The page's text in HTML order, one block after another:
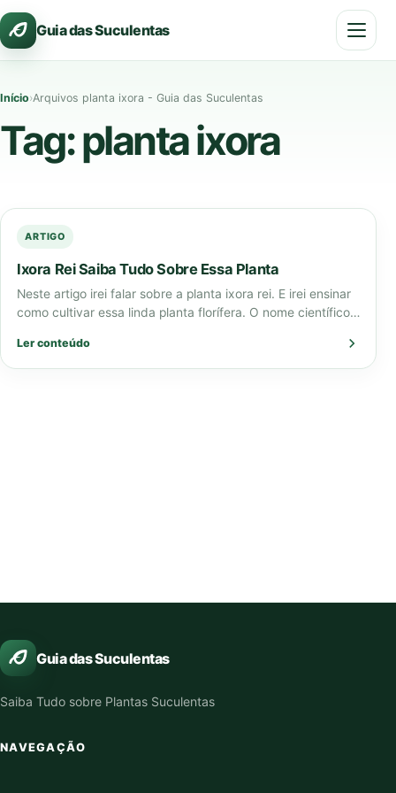
Pular
para
o
Guia das Suculentas
Início›Arquivos planta ixora - Guia das Suculentas
Tag:planta ixora
ARTIGO
Ixora Rei Saiba Tudo Sobre Essa Planta
Neste artigo irei falar sobre a planta ixora rei. E irei ensinar
como cultivar essa linda planta florífera. O nome científico
Ler conteúdo
Guia das Suculentas
Saiba Tudo sobre Plantas Suculentas
NAVEGAÇÃO